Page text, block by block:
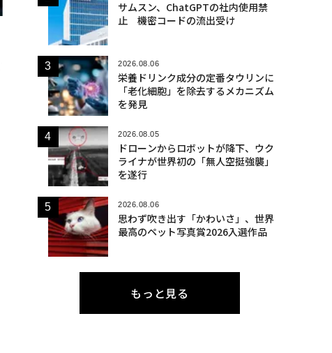
サムスン、ChatGPTの社内使用禁
止 機密コードの流出受け
2026.08.06
栄養ドリンク成分の定番タウリンに
「老化細胞」を除去するメカニズム
を発見
2026.08.05
ドローンからロボットが降下、ウク
ライナが世界初の「無人空挺強襲」
を遂行
2026.08.06
思わず吹き出す「かわいさ」、世界
最高のペット写真賞2026入選作品
もっと見る